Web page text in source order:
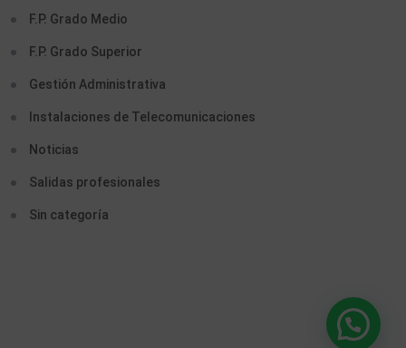
F.P. Grado Medio
F.P. Grado Superior
Gestión Administrativa
Instalaciones de Telecomunicaciones
Noticias
Salidas profesionales
Sin categoría